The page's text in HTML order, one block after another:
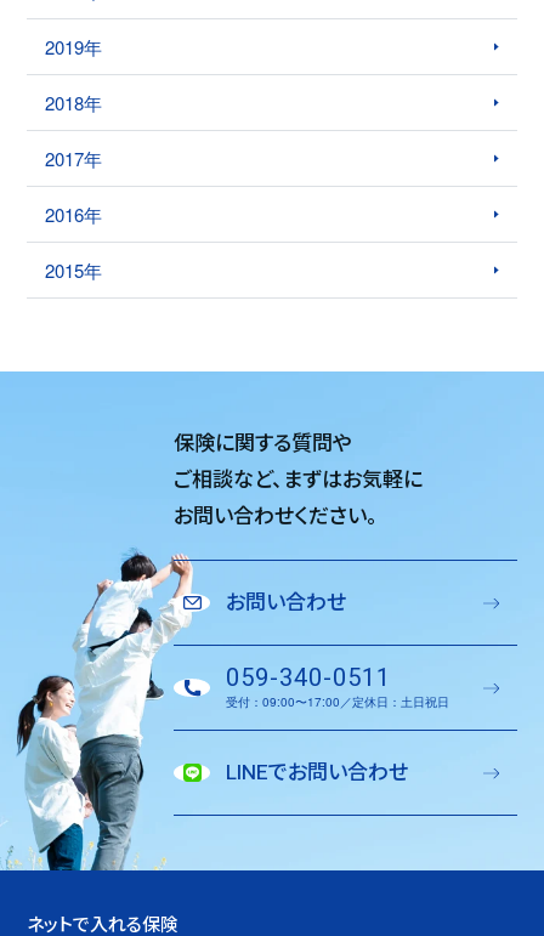
2019年
2018年
2017年
2016年
2015年
保険に関する質問や
ご相談など、 まずはお気軽に
お問い合わせください。
お問い合わせ
059-340-0511
受付：09:00〜17:00／定休日：土日祝日
LINEでお問い合わせ
ネットで入れる保険